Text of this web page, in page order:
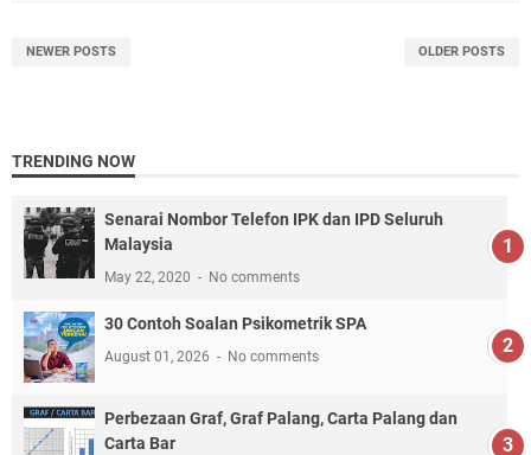
NEWER POSTS OLDER POSTS
TRENDING NOW
Senarai Nombor Telefon IPK dan IPD Seluruh
Malaysia
May 22, 2020 No comments
30 Contoh Soalan Psikometrik SPA
August 01, 2026 No comments
Perbezaan Graf, Graf Palang, Carta Palang dan
Carta Bar